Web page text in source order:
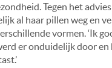
Tegen het
al haar pillen weg en
vormen. ‘Ik
er onduidelijk door en